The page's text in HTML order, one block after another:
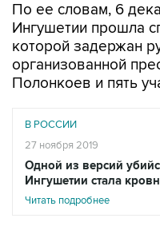
По ее словам, 6
Ингушетии прошла
которой задержан
организованной
Полонкоев и пять
В РОССИИ
27 ноября 2019
Одной из версий
Ингушетии стала
Читать подробнее